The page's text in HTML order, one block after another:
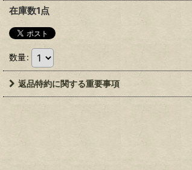
在庫数1点
数量:
返品特約に関する重要事項